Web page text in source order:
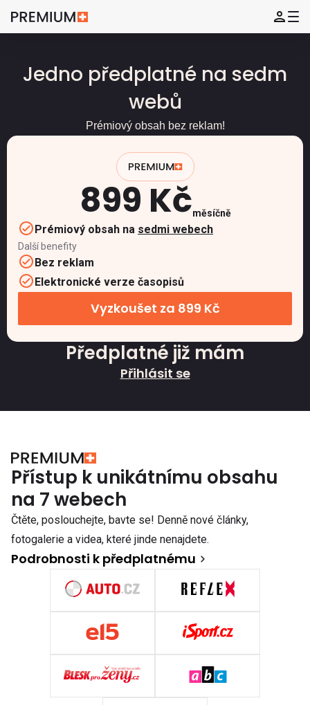
Jedno předplatné na sedm
webů
Prémiový obsah bez reklam!
899 Kčměsíčně
Prémiový obsah na sedmi webech
Další benefity
Bez reklam
Elektronické verze časopisů
Vyzkoušet za 899 Kč
Předplatné již mám
Přihlásit se
Přístup k unikátnímu obsahu
na 7 webech
Čtěte, poslouchejte, bavte se! Denně nové články,
fotogalerie a videa, které jinde nenajdete.
Podrobnosti k předplatnému